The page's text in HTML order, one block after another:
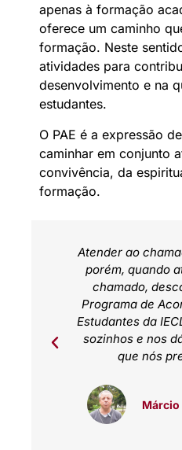
apenas à formação
oferece um caminho
formação. Neste
atividades para
desenvolvimento e na
estudantes.
O PAE é a expressão
caminhar em conjunto
convivência, da
formação.
Atender ao
porém, quando
chamado,
Programa de
Estudantes da
sozinhos e nos
que nós
Márcio